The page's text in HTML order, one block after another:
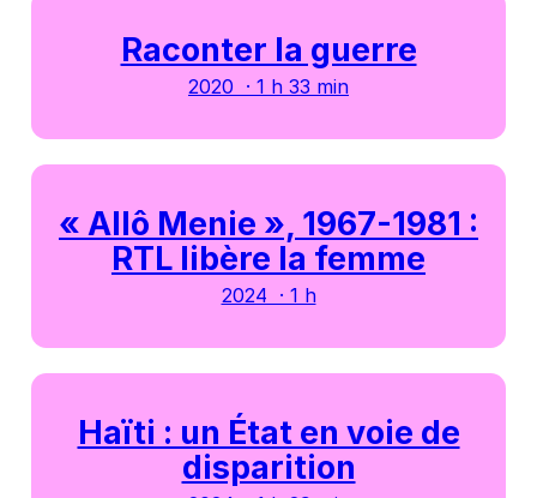
Raconter la guerre
2020 · 1 h 33 min
« Allô Menie », 1967-1981 :
RTL libère la femme
2024 · 1 h
Haïti : un État en voie de
disparition